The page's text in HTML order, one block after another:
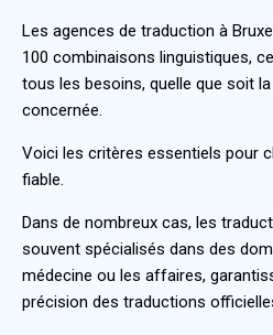
Les agences de traduction à
100 combinaisons linguistiques,
tous les besoins, quelle que soit
concernée.
Voici les critères essentiels pour
fiable.
Dans de nombreux cas, les
souvent spécialisés dans des
médecine ou les affaires,
précision des traductions